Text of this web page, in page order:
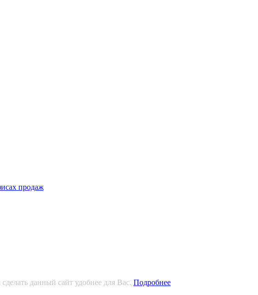
данный сайт удобнее для Вас. Подробнее